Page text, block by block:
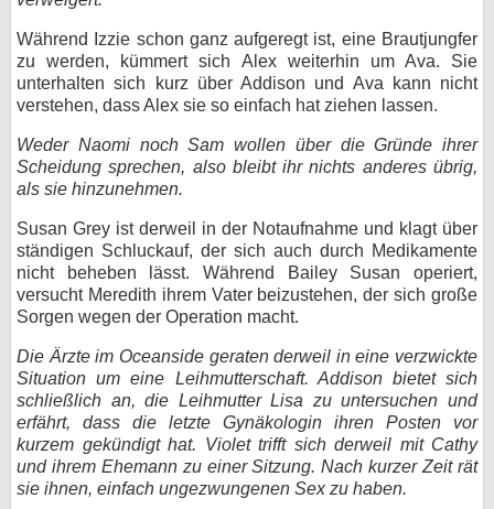
Während Izzie schon ganz aufgeregt ist, eine Brautjungfer
zu werden, kümmert sich Alex weiterhin um Ava. Sie
unterhalten sich kurz über Addison und Ava kann nicht
verstehen, dass Alex sie so einfach hat ziehen lassen.
Weder Naomi noch Sam wollen über die Gründe ihrer
Scheidung sprechen, also bleibt ihr nichts anderes übrig,
als sie hinzunehmen.
Susan Grey ist derweil in der Notaufnahme und klagt über
ständigen Schluckauf, der sich auch durch Medikamente
nicht beheben lässt. Während Bailey Susan operiert,
versucht Meredith ihrem Vater beizustehen, der sich große
Sorgen wegen der Operation macht.
Die Ärzte im Oceanside geraten derweil in eine verzwickte
Situation um eine Leihmutterschaft. Addison bietet sich
schließlich an, die Leihmutter Lisa zu untersuchen und
erfährt, dass die letzte Gynäkologin ihren Posten vor
kurzem gekündigt hat. Violet trifft sich derweil mit Cathy
und ihrem Ehemann zu einer Sitzung. Nach kurzer Zeit rät
sie ihnen, einfach ungezwungenen Sex zu haben.